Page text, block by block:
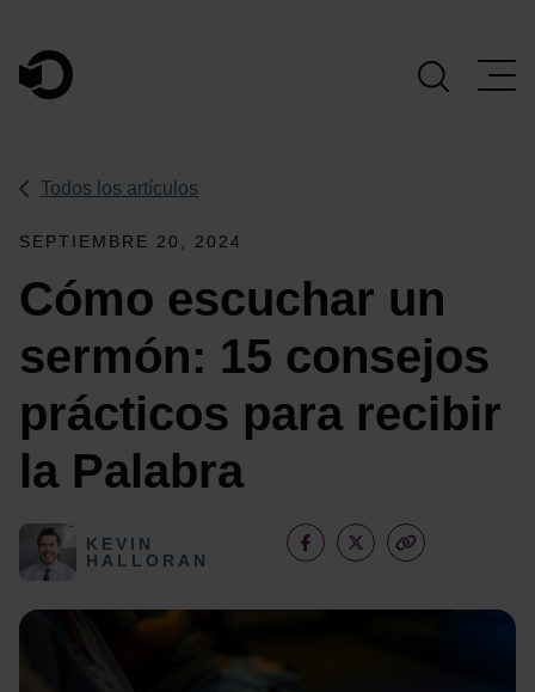
Navegación Principal
Todos los artículos
SEPTIEMBRE 20, 2024
Cómo escuchar un
sermón: 15 consejos
prácticos para recibir
la Palabra
KEVIN
HALLORAN